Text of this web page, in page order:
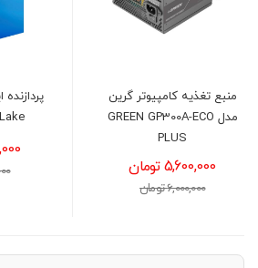
i5-12400 Alder Lake
33,000,000 تومان